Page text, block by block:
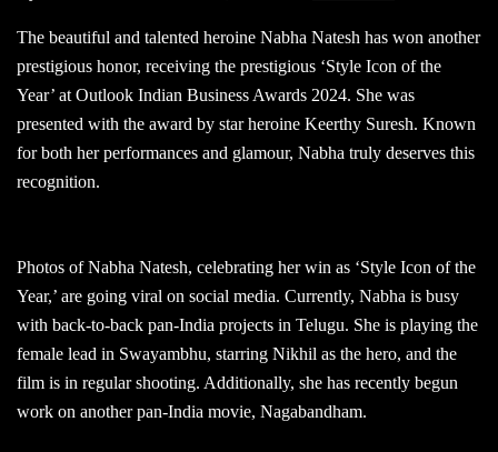
The beautiful and talented heroine Nabha Natesh has won another
prestigious honor, receiving the prestigious ‘Style Icon of the
Year’ at Outlook Indian Business Awards 2024. She was
presented with the award by star heroine Keerthy Suresh. Known
for both her performances and glamour, Nabha truly deserves this
recognition.
Photos of Nabha Natesh, celebrating her win as ‘Style Icon of the
Year,’ are going viral on social media. Currently, Nabha is busy
with back-to-back pan-India projects in Telugu. She is playing the
female lead in Swayambhu, starring Nikhil as the hero, and the
film is in regular shooting. Additionally, she has recently begun
work on another pan-India movie, Nagabandham.